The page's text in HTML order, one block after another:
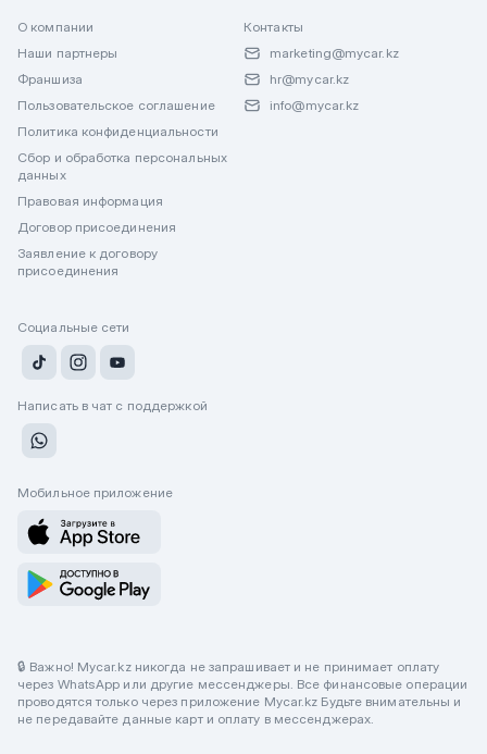
О компании
Наши партнеры
Франшиза
Пользовательское соглашение
Политика конфиденциальности
Сбор и обработка персональных
данных
Правовая информация
Договор присоединения
Заявление к договору
присоединения
Контакты
marketing@mycar.kz
hr@mycar.kz
info@mycar.kz
Социальные сети
Написать в чат с поддержкой
Мобильное приложение
🔒 Важно! Mycar.kz никогда не запрашивает и не принимает оплату
через WhatsApp или другие мессенджеры. Все финансовые операции
проводятся только через приложение Mycar.kz Будьте внимательны и
не передавайте данные карт и оплату в мессенджерах.